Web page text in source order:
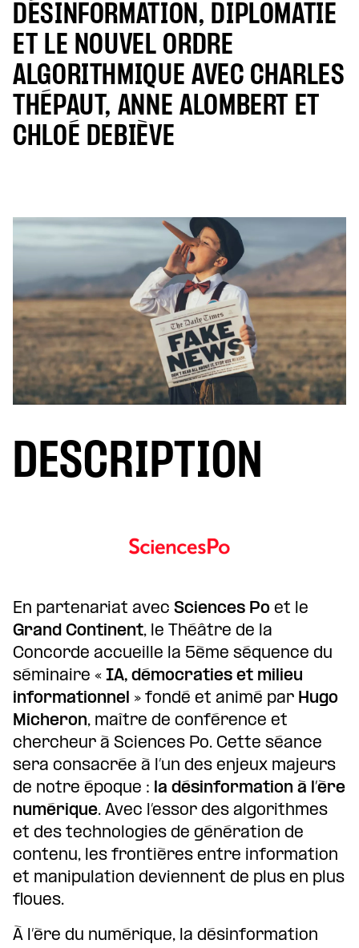
DÉSINFORMATION, DIPLOMATIE
ET LE NOUVEL ORDRE
ALGORITHMIQUE AVEC CHARLES
THÉPAUT, ANNE ALOMBERT ET
CHLOÉ DEBIÈVE
DESCRIPTION
En partenariat avec Sciences Po et le
Grand Continent, le Théâtre de la
Concorde accueille la 5ème séquence du
séminaire « IA, démocraties et milieu
informationnel » fondé et animé par Hugo
Micheron, maître de conférence et
chercheur à Sciences Po. Cette séance
sera consacrée à l’un des enjeux majeurs
de notre époque : la désinformation à l’ère
numérique. Avec l’essor des algorithmes
et des technologies de génération de
contenu, les frontières entre information
et manipulation deviennent de plus en plus
floues.
À l’ère du numérique, la désinformation